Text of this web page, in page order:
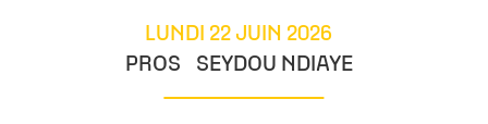
LUNDI 22 JUIN 2026
PROS
SEYDOU NDIAYE